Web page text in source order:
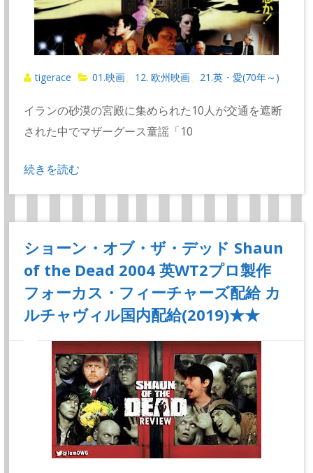
tigerace 01.映画 12. 欧州映画 21.英・愛(70年～)
イランの砂漠の宮殿に集められた10人が交通を遮断
された中でマザーグース童謡「10
続きを読む
ショーン・オブ・ザ・デッド Shaun
of the Dead 2004 英WT2プロ製作
フォーカス・フィーチャーズ配給 カ
ルチャヴィル国内配給(2019)★★